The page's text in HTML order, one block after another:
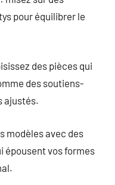
pour équilibrer le
des pièces qui
des soutiens-
ajustés.
modèles avec des
épousent vos formes